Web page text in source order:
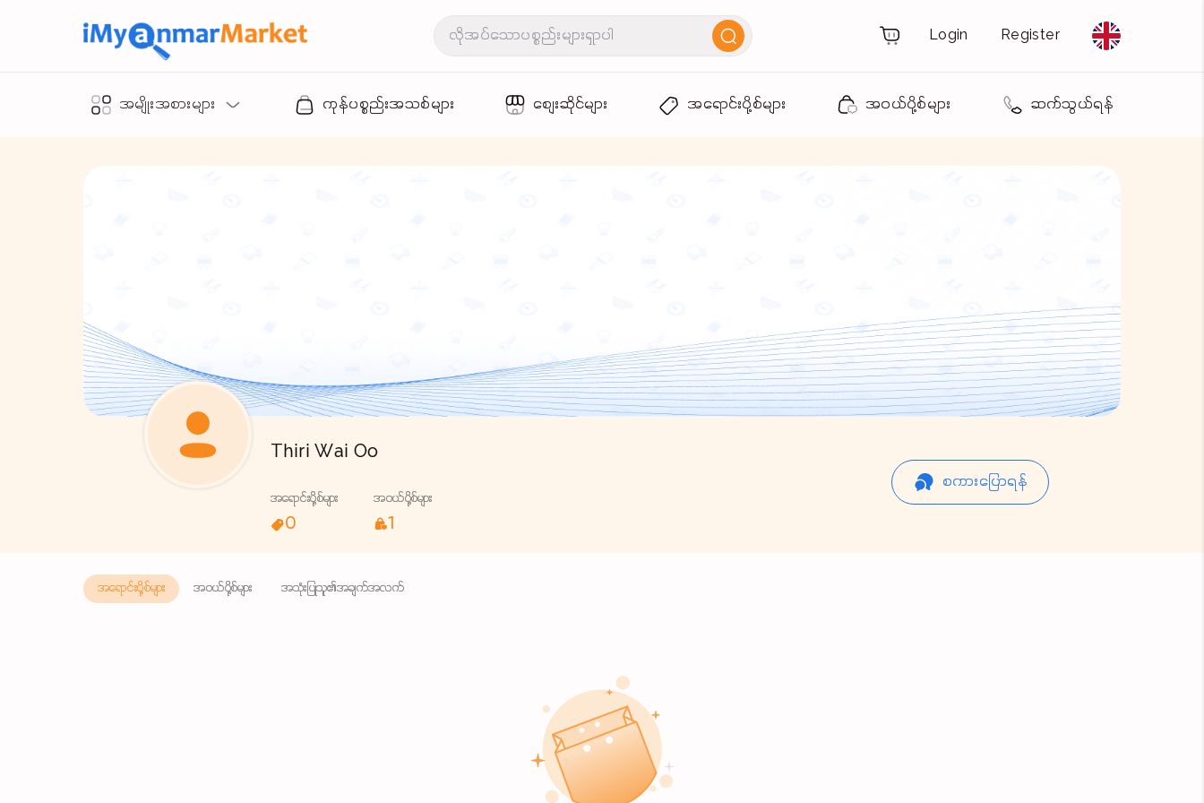
Login Register
အမျိုးအစားများ ကုန်ပစ္စည်းအသစ်များ စျေးဆိုင်များ အရောင်းပို့စ်များ အဝယ်ပို့စ်များ ဆက်သွယ်ရန်
Thiri Wai Oo
အရောင်းပို့စ်များ
0
အဝယ်ပို့စ်များ
1
စကားပြောရန်
အရောင်းပို့စ်များ အဝယ်ပို့စ်များ အသုံးပြုသူ၏အချက်အလက်